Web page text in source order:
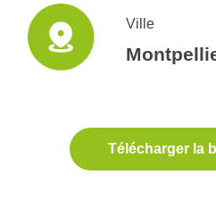
Ville
Télécharger la